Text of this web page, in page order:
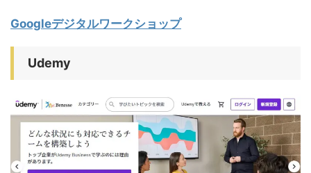
Googleデジタルワークショップ
Udemy